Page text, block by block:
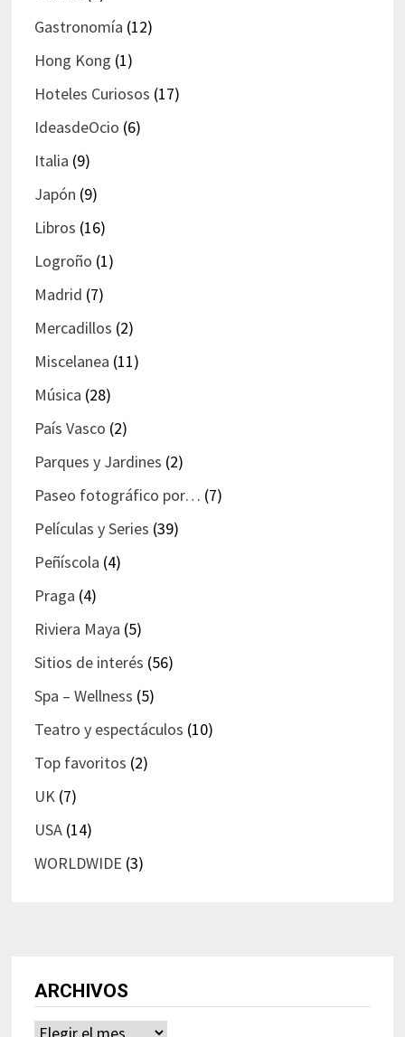
Gastronomía (12)
Hong Kong (1)
Hoteles Curiosos (17)
IdeasdeOcio (6)
Italia (9)
Japón (9)
Libros (16)
Logroño (1)
Madrid (7)
Mercadillos (2)
Miscelanea (11)
Música (28)
País Vasco (2)
Parques y Jardines (2)
Paseo fotográfico por… (7)
Películas y Series (39)
Peñíscola (4)
Praga (4)
Riviera Maya (5)
Sitios de interés (56)
Spa – Wellness (5)
Teatro y espectáculos (10)
Top favoritos (2)
UK(7)
USA(14)
WORLDWIDE (3)
ARCHIVOS
Archivos